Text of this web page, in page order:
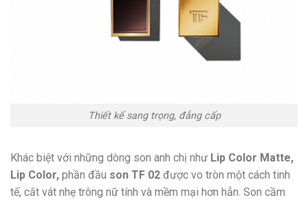
Thiết kế sang trọng, đẳng cấp
Khác biệt với những dòng son anh chị như Lip Color Matte,
Lip Color, phần đầu son TF 02 được vo tròn một cách tinh
tế, cắt vát nhẹ trông nữ tính và mềm mại hơn hẳn. Son cầm